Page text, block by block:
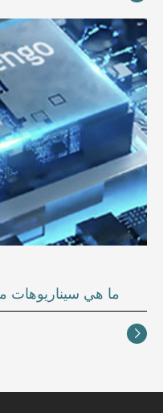
ما هي سيناريوهات
